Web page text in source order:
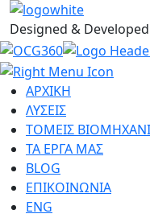
Designed &
ΑΡΧΙΚΗ
ΛΥΣΕΙΣ
ΤΟΜΕΙΣ
ΤΑ ΕΡΓΑ ΜΑΣ
BLOG
ΕΠΙΚΟΙΝΩΝΙΑ
ENG